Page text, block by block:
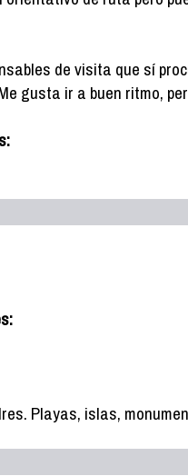
de visita que sí
gusta ir a buen ritmo,
Playas, islas,